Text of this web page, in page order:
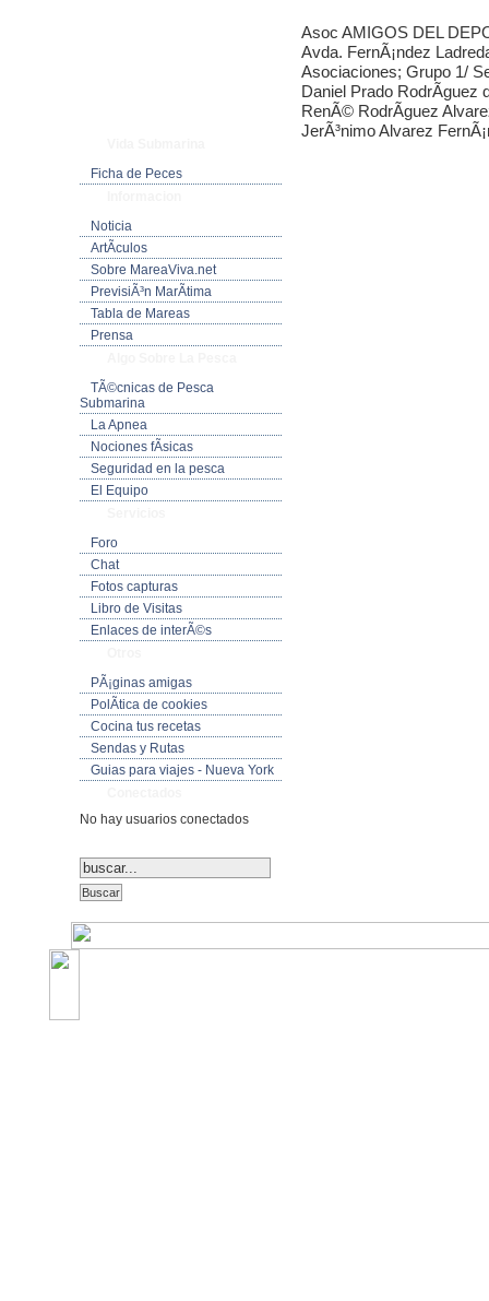
Ficha de Peces
Noticia
ArtÃ­culos
Sobre MareaViva.net
PrevisiÃ³n MarÃ­tima
Tabla de Mareas
Prensa
TÃ©cnicas de Pesca
Submarina
La Apnea
Nociones fÃ­sicas
Seguridad en la pesca
El Equipo
Foro
Chat
Fotos capturas
Libro de Visitas
Enlaces de interÃ©s
PÃ¡ginas amigas
PolÃ­tica de cookies
Cocina tus recetas
Sendas y Rutas
Guias para viajes - Nueva York
No hay usuarios conectados
Asoc AMIGOS DEL
Avda. FernÃ¡ndez
Asociaciones; Grupo 1/
Daniel Prado RodrÃ­guez
RenÃ© RodrÃ­guez
JerÃ³nimo Alvarez